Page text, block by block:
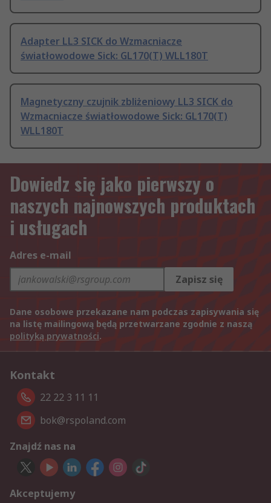
Adapter LL3 SICK do Wzmacniacze
światłowodowe Sick: GL170(T) WLL180T
Magnetyczny czujnik zbliżeniowy LL3 SICK do
Wzmacniacze światłowodowe Sick: GL170(T)
WLL180T
Dowiedz się jako pierwszy o
naszych najnowszych produktach
i usługach
Adres e-mail
Zapisz się
Dane osobowe przekazane nam podczas zapisywania się
na listę mailingową będą przetwarzane zgodnie z naszą
polityką prywatności.
Kontakt
22 22 3 11 11
bok@rspoland.com
Znajdź nas na
Akceptujemy